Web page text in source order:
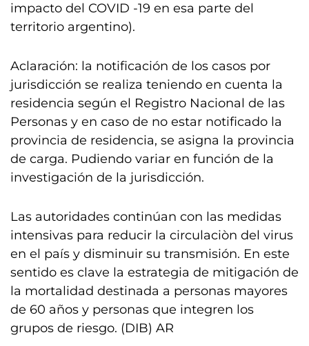
impacto del COVID -19 en esa parte del
territorio argentino).
Aclaración: la notificación de los casos por
jurisdicción se realiza teniendo en cuenta la
residencia según el Registro Nacional de las
Personas y en caso de no estar notificado la
provincia de residencia, se asigna la provincia
de carga. Pudiendo variar en función de la
investigación de la jurisdicción.
Las autoridades continúan con las medidas
intensivas para reducir la circulaciòn del virus
en el país y disminuir su transmisión. En este
sentido es clave la estrategia de mitigación de
la mortalidad destinada a personas mayores
de 60 años y personas que integren los
grupos de riesgo. (DIB) AR